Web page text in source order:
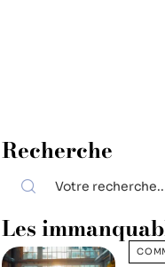
Recherche
Les